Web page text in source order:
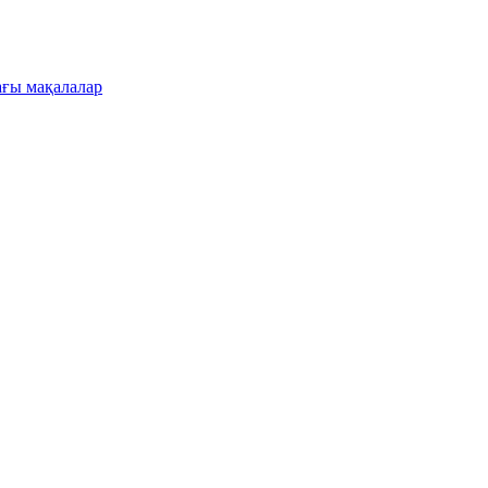
мақалалар